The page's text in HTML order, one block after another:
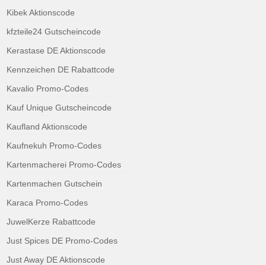
Kibek Aktionscode
kfzteile24 Gutscheincode
Kerastase DE Aktionscode
Kennzeichen DE Rabattcode
Kavalio Promo-Codes
Kauf Unique Gutscheincode
Kaufland Aktionscode
Kaufnekuh Promo-Codes
Kartenmacherei Promo-Codes
Kartenmachen Gutschein
Karaca Promo-Codes
JuwelKerze Rabattcode
Just Spices DE Promo-Codes
Just Away DE Aktionscode